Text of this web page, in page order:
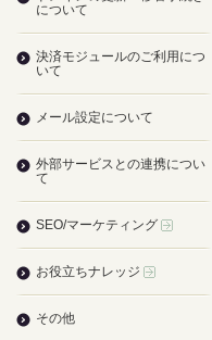
について
決済モジュールのご利用につ
いて
メール設定について
外部サービスとの連携につい
て
SEO/マーケティング
お役立ちナレッジ
その他